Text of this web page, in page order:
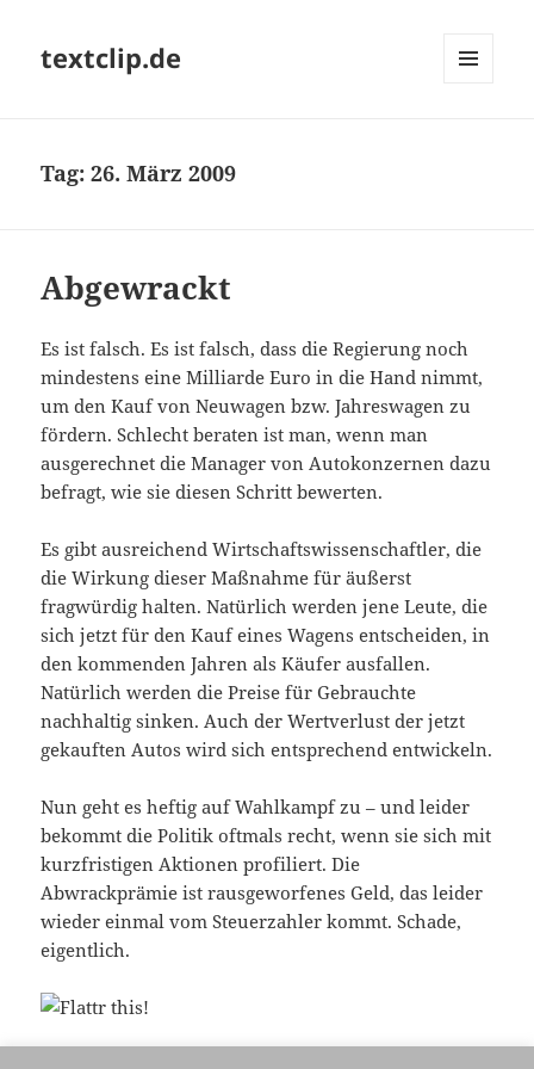
textclip.de
Tag:26. März 2009
Abgewrackt
Es ist falsch. Es ist falsch, dass die Regierung noch
mindestens eine Milliarde Euro in die Hand nimmt,
um den Kauf von Neuwagen bzw. Jahreswagen zu
fördern. Schlecht beraten ist man, wenn man
ausgerechnet die Manager von Autokonzernen dazu
befragt, wie sie diesen Schritt bewerten.
Es gibt ausreichend Wirtschaftswissenschaftler, die
die Wirkung dieser Maßnahme für äußerst
fragwürdig halten. Natürlich werden jene Leute, die
sich jetzt für den Kauf eines Wagens entscheiden, in
den kommenden Jahren als Käufer ausfallen.
Natürlich werden die Preise für Gebrauchte
nachhaltig sinken. Auch der Wertverlust der jetzt
gekauften Autos wird sich entsprechend entwickeln.
Nun geht es heftig auf Wahlkampf zu – und leider
bekommt die Politik oftmals recht, wenn sie sich mit
kurzfristigen Aktionen profiliert. Die
Abwrackprämie ist rausgeworfenes Geld, das leider
wieder einmal vom Steuerzahler kommt. Schade,
eigentlich.